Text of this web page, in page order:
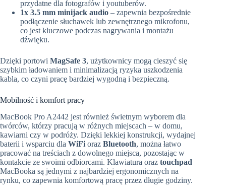
przydatne dla fotografów i youtuberów.
1x 3.5 mm minijack audio – zapewnia bezpośrednie
podłączenie słuchawek lub zewnętrznego mikrofonu,
co jest kluczowe podczas nagrywania i montażu
dźwięku.
Dzięki portowi MagSafe 3, użytkownicy mogą cieszyć się
szybkim ładowaniem i minimalizacją ryzyka uszkodzenia
kabla, co czyni pracę bardziej wygodną i bezpieczną.
Mobilność i komfort pracy
MacBook Pro A2442 jest również świetnym wyborem dla
twórców, którzy pracują w różnych miejscach – w domu,
kawiarni czy w podróży. Dzięki lekkiej konstrukcji, wydajnej
baterii i wsparciu dla WiFi oraz Bluetooth, można łatwo
pracować na treściach z dowolnego miejsca, pozostając w
kontakcie ze swoimi odbiorcami. Klawiatura oraz touchpad
MacBooka są jednymi z najbardziej ergonomicznych na
rynku, co zapewnia komfortową pracę przez długie godziny.